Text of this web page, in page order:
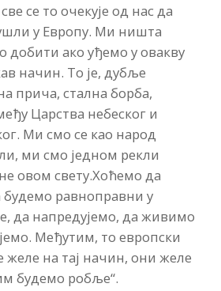
се то очекује од нас да
у Европу. Ми ништа
ако уђемо у овакву
начин. То је, дубље
прича, стална борба,
Царства небеског и
Ми смо се као народ
ми смо једном рекли
овом свету.Хоћемо да
будемо равноправни у
да напредујемо, да живимо
Међутим, то европски
желе на тај начин, они желе
будемо робље“.